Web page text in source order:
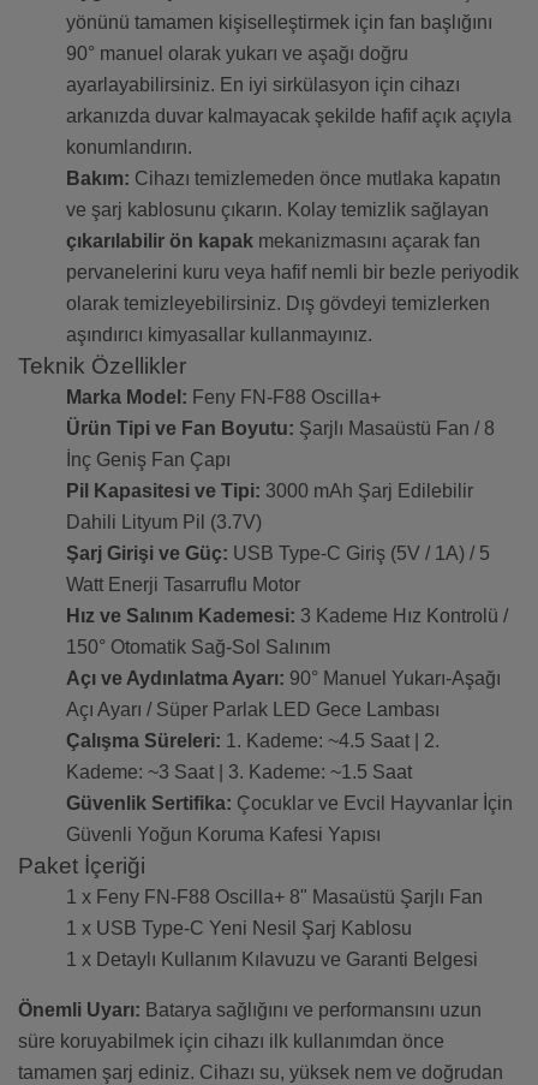
yönünü tamamen kişiselleştirmek için fan başlığını
90° manuel olarak yukarı ve aşağı doğru
ayarlayabilirsiniz. En iyi sirkülasyon için cihazı
arkanızda duvar kalmayacak şekilde hafif açık açıyla
konumlandırın.
Bakım: Cihazı temizlemeden önce mutlaka kapatın
ve şarj kablosunu çıkarın. Kolay temizlik sağlayan
çıkarılabilir ön kapak mekanizmasını açarak fan
pervanelerini kuru veya hafif nemli bir bezle periyodik
olarak temizleyebilirsiniz. Dış gövdeyi temizlerken
aşındırıcı kimyasallar kullanmayınız.
Teknik Özellikler
Marka Model: Feny FN-F88 Oscilla+
Ürün Tipi ve Fan Boyutu: Şarjlı Masaüstü Fan / 8
İnç Geniş Fan Çapı
Pil Kapasitesi ve Tipi: 3000 mAh Şarj Edilebilir
Dahili Lityum Pil (3.7V)
Şarj Girişi ve Güç: USB Type-C Giriş (5V / 1A) / 5
Watt Enerji Tasarruflu Motor
Hız ve Salınım Kademesi: 3 Kademe Hız Kontrolü /
150° Otomatik Sağ-Sol Salınım
Açı ve Aydınlatma Ayarı: 90° Manuel Yukarı-Aşağı
Açı Ayarı / Süper Parlak LED Gece Lambası
Çalışma Süreleri: 1. Kademe: ~4.5 Saat | 2.
Kademe: ~3 Saat | 3. Kademe: ~1.5 Saat
Güvenlik Sertifika: Çocuklar ve Evcil Hayvanlar İçin
Güvenli Yoğun Koruma Kafesi Yapısı
Paket İçeriği
1 x Feny FN-F88 Oscilla+ 8" Masaüstü Şarjlı Fan
1 x USB Type-C Yeni Nesil Şarj Kablosu
1 x Detaylı Kullanım Kılavuzu ve Garanti Belgesi
Önemli Uyarı: Batarya sağlığını ve performansını uzun
süre koruyabilmek için cihazı ilk kullanımdan önce
tamamen şarj ediniz. Cihazı su, yüksek nem ve doğrudan